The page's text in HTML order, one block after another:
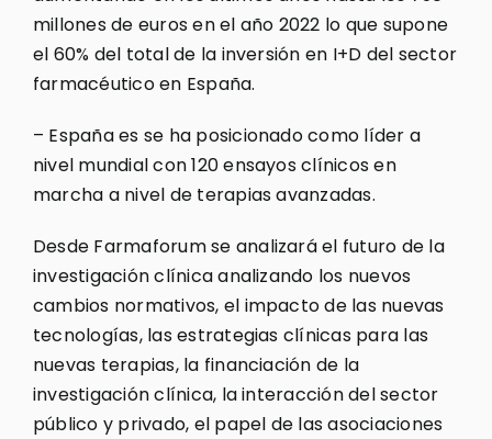
millones de euros en el año 2022 lo que supone
el 60% del total de la inversión en I+D del sector
farmacéutico en España.
– España es se ha posicionado como líder a
nivel mundial con 120 ensayos clínicos en
marcha a nivel de terapias avanzadas.
Desde Farmaforum se analizará el futuro de la
investigación clínica analizando los nuevos
cambios normativos, el impacto de las nuevas
tecnologías, las estrategias clínicas para las
nuevas terapias, la financiación de la
investigación clínica, la interacción del sector
público y privado, el papel de las asociaciones